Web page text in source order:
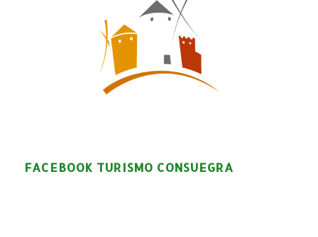
FACEBOOK TURISMO CONSUEGRA